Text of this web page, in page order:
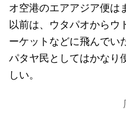
オ空港のエアアジア便は
以前は、ウタパオからウ
ーケットなどに飛んでい
パタヤ民としてはかなり
しい。